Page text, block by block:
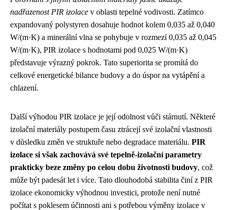
nadřazenost PIR izolace v oblasti tepelné vodivosti. Zatímco
expandovaný polystyren dosahuje hodnot kolem 0,035 až 0,040
W/(m·K) a minerální vlna se pohybuje v rozmezí 0,035 až 0,045
W/(m·K), PIR izolace s hodnotami pod 0,025 W/(m·K)
představuje výrazný pokrok. Tato superiorita se promítá do
celkové energetické bilance budovy a do úspor na vytápění a
chlazení.
Další výhodou PIR izolace je její odolnost vůči stárnutí. Některé
izolační materiály postupem času ztrácejí své izolační vlastnosti
v důsledku změn ve struktuře nebo degradace materiálu. PIR
izolace si však zachovává své tepelně-izolační parametry
prakticky beze změny po celou dobu životnosti budovy, což
může být padesát let i více. Tato dlouhodobá stabilita činí z PIR
izolace ekonomicky výhodnou investici, protože není nutné
počítat s poklesem účinnosti ani s potřebou výměny izolace v